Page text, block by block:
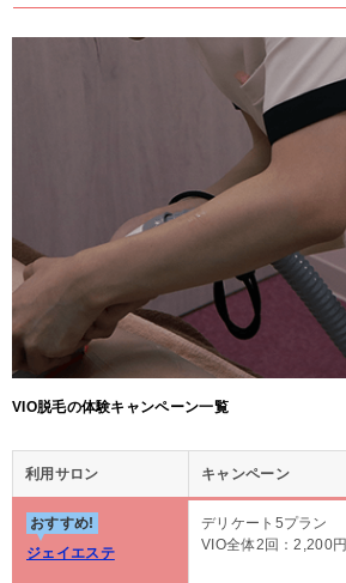
VIO脱毛の体験キャンペーン一覧
利用サロン キャンペーン
おすすめ!
ジェイエステ
デリケート5プラン
VIO全体2回：2,200円